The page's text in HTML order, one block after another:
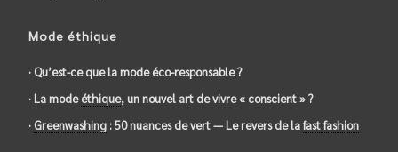
Mode éthique
· Qu’est-ce que la mode éco-responsable ?
· La modeéthique, un nouvel art de vivre « conscient » ?
· Greenwashing : 50 nuances de vert — Le revers de lafast fashion